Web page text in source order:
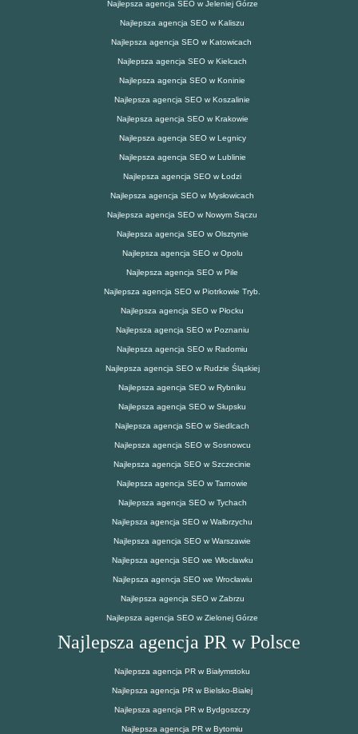
Najlepsza agencja SEO w Jeleniej Górze
Najlepsza agencja SEO w Kaliszu
Najlepsza agencja SEO w Katowicach
Najlepsza agencja SEO w Kielcach
Najlepsza agencja SEO w Koninie
Najlepsza agencja SEO w Koszalinie
Najlepsza agencja SEO w Krakowie
Najlepsza agencja SEO w Legnicy
Najlepsza agencja SEO w Lublinie
Najlepsza agencja SEO w Łodzi
Najlepsza agencja SEO w Mysłowicach
Najlepsza agencja SEO w Nowym Sączu
Najlepsza agencja SEO w Olsztynie
Najlepsza agencja SEO w Opolu
Najlepsza agencja SEO w Pile
Najlepsza agencja SEO w Piotrkowie Tryb.
Najlepsza agencja SEO w Płocku
Najlepsza agencja SEO w Poznaniu
Najlepsza agencja SEO w Radomiu
Najlepsza agencja SEO w Rudzie Śląskiej
Najlepsza agencja SEO w Rybniku
Najlepsza agencja SEO w Słupsku
Najlepsza agencja SEO w Siedlcach
Najlepsza agencja SEO w Sosnowcu
Najlepsza agencja SEO w Szczecinie
Najlepsza agencja SEO w Tarnowie
Najlepsza agencja SEO w Tychach
Najlepsza agencja SEO w Wałbrzychu
Najlepsza agencja SEO w Warszawie
Najlepsza agencja SEO we Włocławku
Najlepsza agencja SEO we Wrocławiu
Najlepsza agencja SEO w Zabrzu
Najlepsza agencja SEO w Zielonej Górze
Najlepsza agencja PR w Polsce
Najlepsza agencja PR w Białymstoku
Najlepsza agencja PR w Bielsko-Białej
Najlepsza agencja PR w Bydgoszczy
Najlepsza agencja PR w Bytomiu